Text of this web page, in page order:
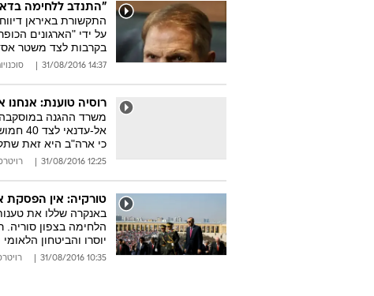
"התנדב ללחימה
התקשורת באיראן
על ידי "הארגונים
בקרבות לצד משטר
14:37 31/08/2016
רוסיה טוענת:
משרד ההגנה
אל-
כי ארה"ב היא זאת
12:25 31/08/2016
טורקיה: אין הפסקת
הלחימה בצפון
יוסרו והביטחון הלאומי
10:35 31/08/2016